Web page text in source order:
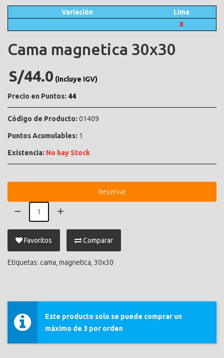
Variación Lima
X
Cama magnetica 30x30
S/44.0 (incluye IGV)
Precio en Puntos: 44
Código de Producto: 01409
Puntos Acumulables: 1
Existencia: No hay Stock
Reservar
Favoritos Comparar
Etiquetas: cama magnetica 30x30
Este producto solo se puede comprar un
máximo de 3 por orden